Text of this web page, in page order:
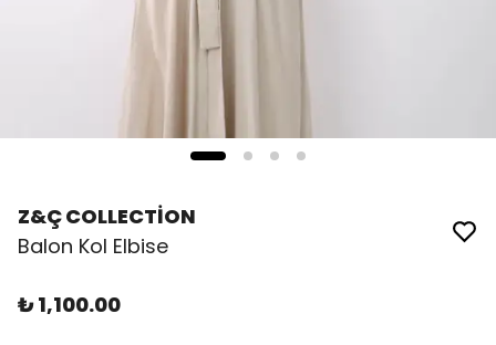
Z&Ç COLLECTİON
Balon Kol Elbise
₺ 1,100.00